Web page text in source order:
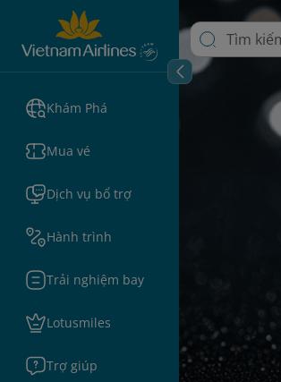
Khám Phá
Mua vé
Dịch vụ bổ trợ
Hành trình
Trải nghiệm bay
Lotusmiles
Trợ giúp